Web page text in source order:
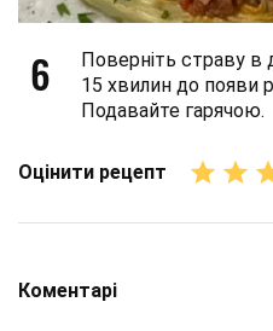
6
Поверніть страву в
15 хвилин до появи
Подавайте гарячою.
Оцінити рецепт
Коментарі